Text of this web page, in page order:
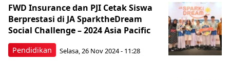
Pendidikan
FWD Insurance dan PJI Cetak Siswa
Berprestasi di JA SparktheDream
Social Challenge – 2024 Asia Pacific
Selasa, 26 Nov 2024 - 11:28